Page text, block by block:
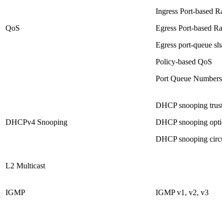
QoS
Ingress Port-based
Egress Port-based
Egress port-queue
Policy-based QoS
Port Queue
DHCPv4 Snooping
DHCP snooping
DHCP snooping
DHCP snooping
L2 Multicast
IGMP IGMP v1, v2, v3